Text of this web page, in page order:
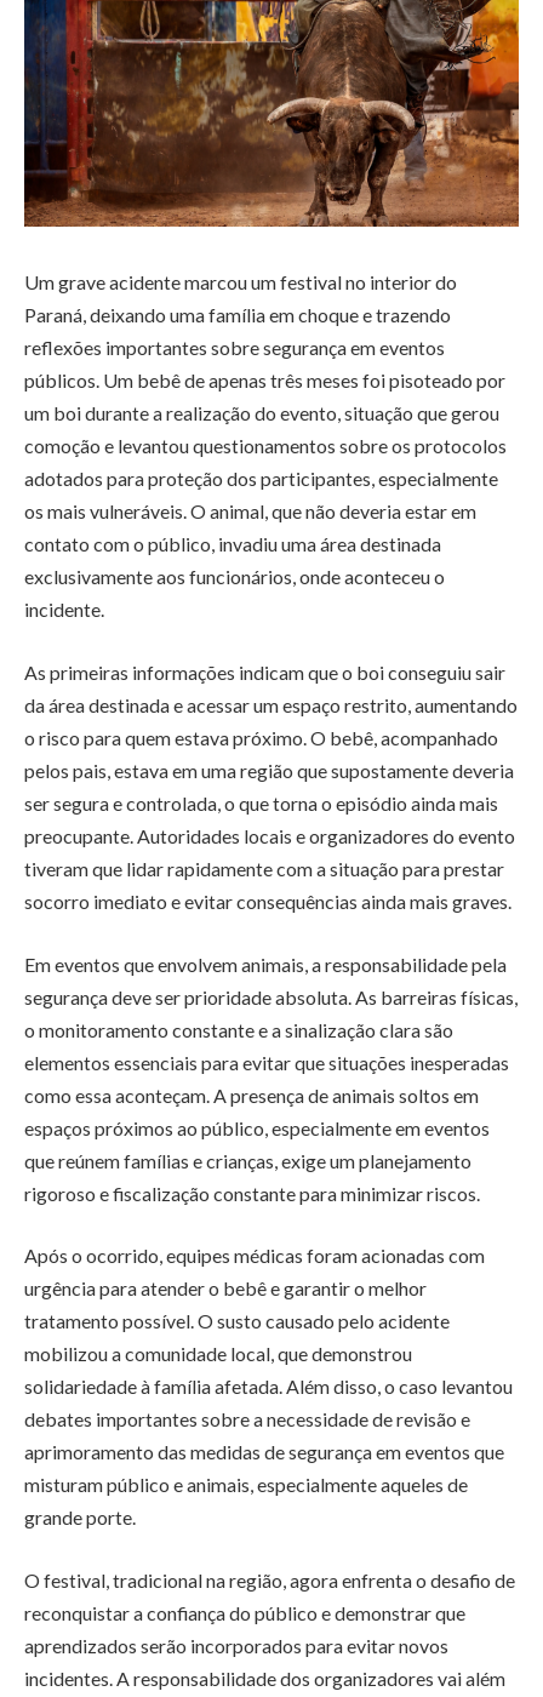
Um grave acidente marcou um festival no interior do
Paraná, deixando uma família em choque e trazendo
reflexões importantes sobre segurança em eventos
públicos. Um bebê de apenas três meses foi pisoteado por
um boi durante a realização do evento, situação que gerou
comoção e levantou questionamentos sobre os protocolos
adotados para proteção dos participantes, especialmente
os mais vulneráveis. O animal, que não deveria estar em
contato com o público, invadiu uma área destinada
exclusivamente aos funcionários, onde aconteceu o
incidente.
As primeiras informações indicam que o boi conseguiu sair
da área destinada e acessar um espaço restrito, aumentando
o risco para quem estava próximo. O bebê, acompanhado
pelos pais, estava em uma região que supostamente deveria
ser segura e controlada, o que torna o episódio ainda mais
preocupante. Autoridades locais e organizadores do evento
tiveram que lidar rapidamente com a situação para prestar
socorro imediato e evitar consequências ainda mais graves.
Em eventos que envolvem animais, a responsabilidade pela
segurança deve ser prioridade absoluta. As barreiras físicas,
o monitoramento constante e a sinalização clara são
elementos essenciais para evitar que situações inesperadas
como essa aconteçam. A presença de animais soltos em
espaços próximos ao público, especialmente em eventos
que reúnem famílias e crianças, exige um planejamento
rigoroso e fiscalização constante para minimizar riscos.
Após o ocorrido, equipes médicas foram acionadas com
urgência para atender o bebê e garantir o melhor
tratamento possível. O susto causado pelo acidente
mobilizou a comunidade local, que demonstrou
solidariedade à família afetada. Além disso, o caso levantou
debates importantes sobre a necessidade de revisão e
aprimoramento das medidas de segurança em eventos que
misturam público e animais, especialmente aqueles de
grande porte.
O festival, tradicional na região, agora enfrenta o desafio de
reconquistar a confiança do público e demonstrar que
aprendizados serão incorporados para evitar novos
incidentes. A responsabilidade dos organizadores vai além